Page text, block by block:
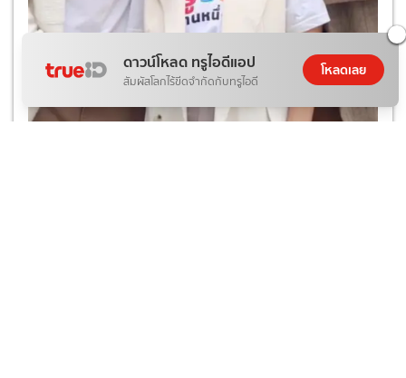
ดาวน์โหลด ทรูไอดีแอป
สัมผัสโลกไร้ขีดจำกัดกับทรูไอดี
โหลดเลย